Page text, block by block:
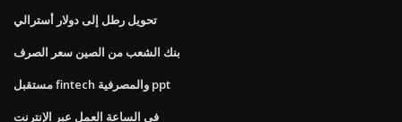
تحويل رطل إلى دولار أسترالي
بنك الشعب من الصين سعر الصرف
مستقبل fintech والمصرفية ppt
في الساعة العمل عبر الإنترنت